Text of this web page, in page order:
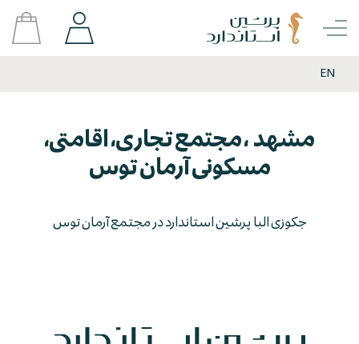
EN
مشهد ، مجتمع تجاری، اقامتی،
مسکونی آرمان توس
جکوزی البا پرشین استاندارد در مجتمع آرمان توس